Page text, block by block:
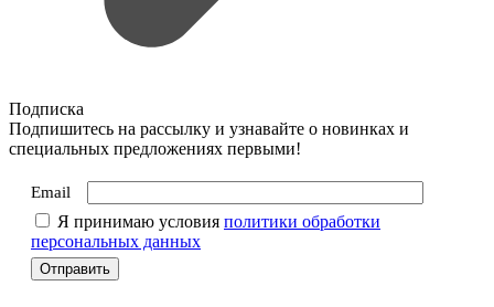
Подписка
Подпишитесь на рассылку и узнавайте о новинках и
специальных предложениях первыми!
Email
Я принимаю условия политики обработки
персональных данных